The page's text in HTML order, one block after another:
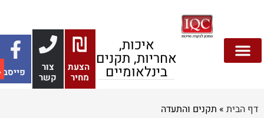
איכות,
אחריות, תקנים
בינלאומיים
הצעת
מחיר
צור
קשר
פייסבוק
הבית»תקנים והתעדה